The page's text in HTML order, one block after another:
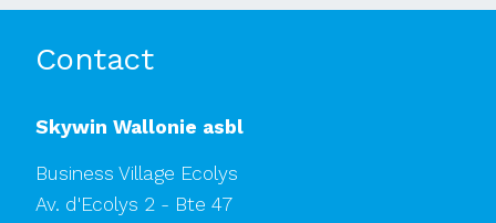
Contact
Skywin Wallonie asbl
Business Village Ecolys
Av. d'Ecolys 2 - Bte 47